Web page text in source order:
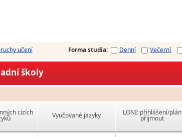
učení Forma studia: Denní Večerní
školy
cizích Vyučované jazyky LONI: přihlášení/plán
přijmout